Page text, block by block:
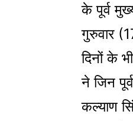
के पूर्व
गुरुवार
दिनों के
ने जिन
कल्याण